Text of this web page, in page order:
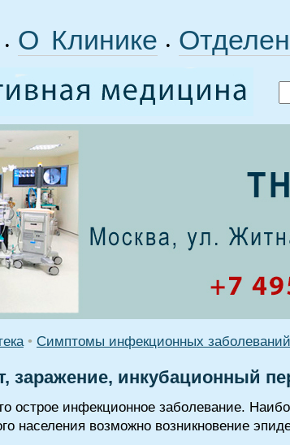
• О Клинике •
• Симптомы инфекционных заболеваний
заражение, инкубационный
острое инфекционное заболевание.
населения возможно возникновение